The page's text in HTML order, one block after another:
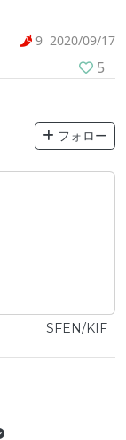
9 2020/09/17
5
フォロー
SFEN/KIF